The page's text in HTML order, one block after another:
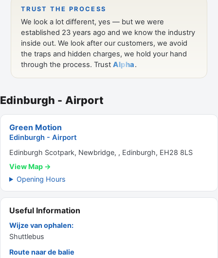
Edinburgh - Airport
Green Motion
Edinburgh - Airport
Edinburgh Scotpark, Newbridge, , Edinburgh, EH28 8LS
View Map →
Opening Hours
Useful Information
Wijze van ophalen:
Shuttlebus
Route naar de balie